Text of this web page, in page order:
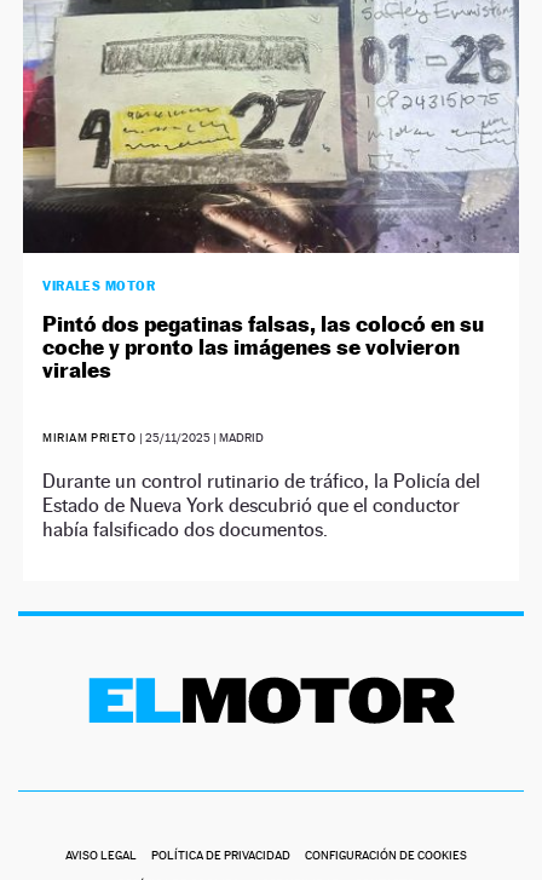
VIRALES MOTOR
Pintó dos pegatinas falsas, las colocó en su
coche y pronto las imágenes se volvieron
virales
MIRIAM PRIETO | 25/11/2025| MADRID
Durante un control rutinario de tráfico, la Policía del
Estado de Nueva York descubrió que el conductor
había falsificado dos documentos.
AVISO LEGAL POLÍTICA DE PRIVACIDAD CONFIGURACIÓN DE COOKIES